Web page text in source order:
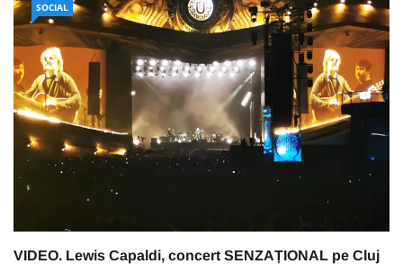
SOCIAL
VIDEO. Lewis Capaldi, concert SENZAȚIONAL pe Cluj